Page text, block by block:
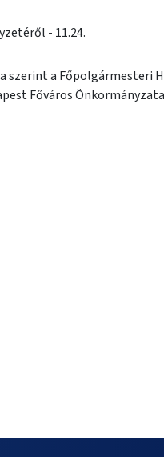
- 11.24.
szerint a
Főváros